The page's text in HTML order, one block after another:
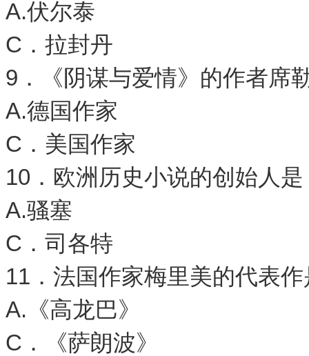
A.伏尔泰
C．拉封丹
9．《阴谋与爱情》的作者席
A.德国作家
C．美国作家
10．欧洲历史小说的创始人是
A.骚塞 B.
C．司各特
11．法国作家梅里美的代表作
A.《高龙巴》
C．《萨朗波》